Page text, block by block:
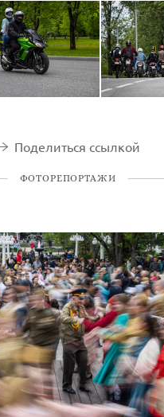
Поделиться ссылкой
ФОТОРЕПОРТАЖИ